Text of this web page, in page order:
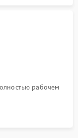
рабочем